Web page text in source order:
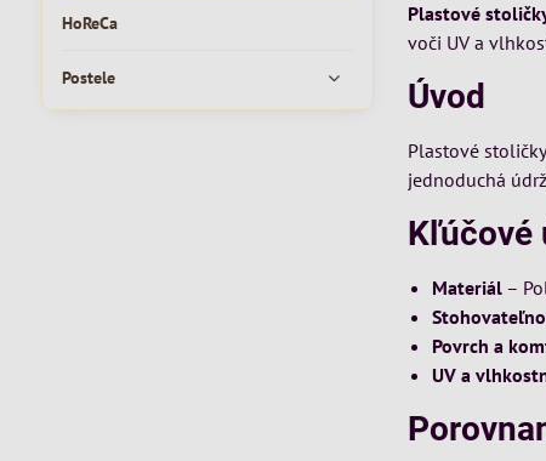
Plastové
voči UV a
Úvod
Plastové
jednoduchá
Kľúčové
Materiál –
Povrch a
UV a
HoReCa
Postele